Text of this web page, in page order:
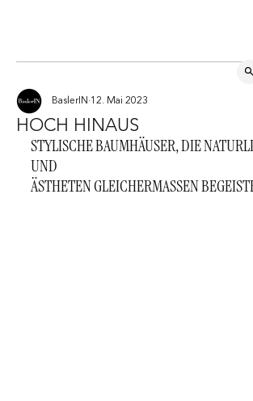
HOCH HINAUS
BaslerIN 12. Mai 2023
STYLISCHE BAUMHÄUSER, DIE
UND
ÄSTHETEN GLEICHERMASSEN